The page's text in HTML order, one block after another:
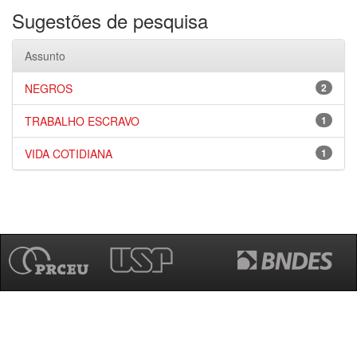
Sugestões de pesquisa
Assunto
2
NEGROS
1
TRABALHO ESCRAVO
1
VIDA COTIDIANA